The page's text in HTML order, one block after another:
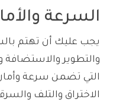
السرعة
يجب عليك أن تهتم
والتطوير والاستضافة
التي تضمن سرعة
الاختراق والتلف